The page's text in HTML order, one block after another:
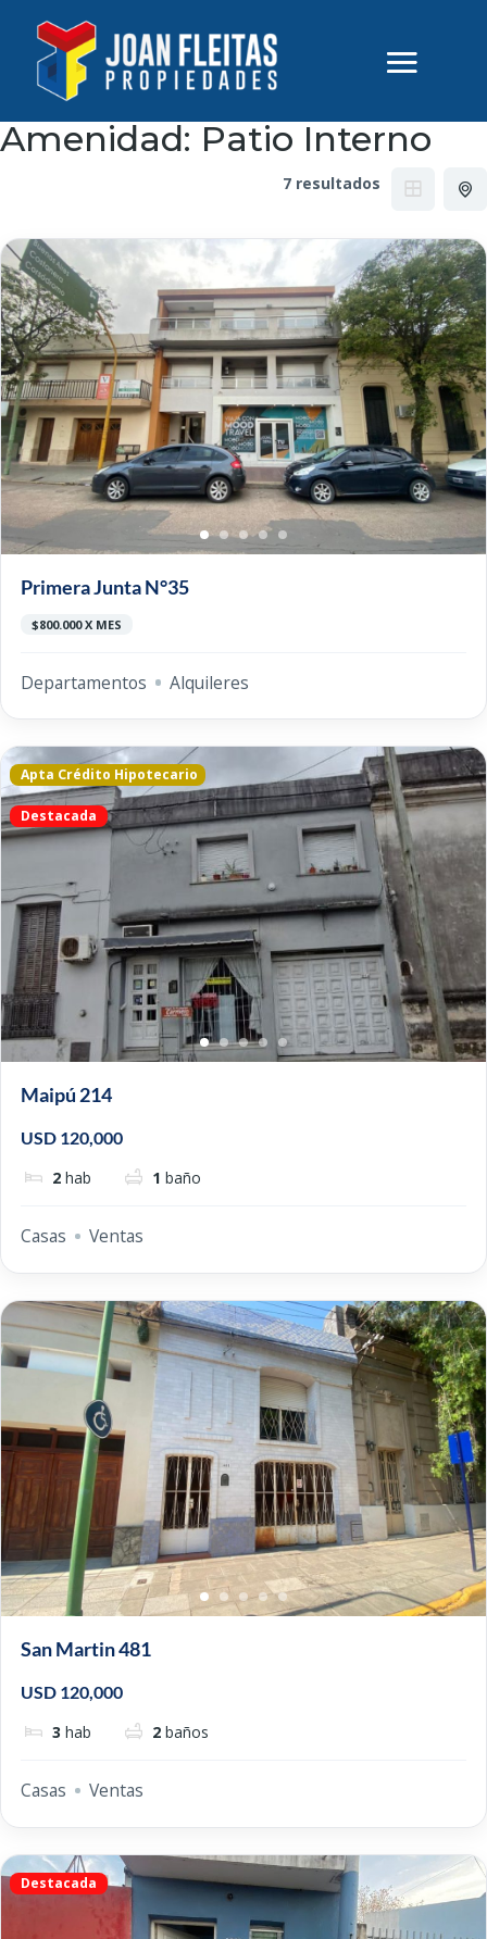
Amenidad: Patio Interno
7 resultados
Primera Junta N°35
$800.000 X MES
Departamentos Alquileres
Apta Crédito Hipotecario
Destacada
Maipú 214
USD 120,000
2 hab 1 baño
Casas Ventas
San Martin 481
USD 120,000
3 hab 2 baños
Casas Ventas
Destacada